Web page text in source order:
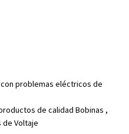
problemas eléctricos de
de calidad Bobinas ,
de Voltaje